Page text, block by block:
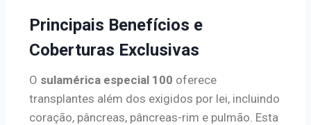
Principais Benefícios e
Coberturas Exclusivas
O sulamérica especial 100 oferece
transplantes além dos exigidos por lei, incluindo
coração, pâncreas, pâncreas-rim e pulmão. Esta